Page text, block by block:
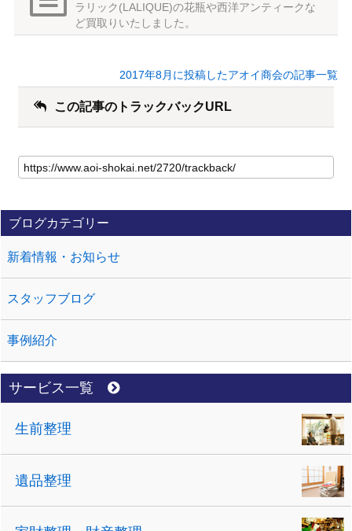
ラリック(LALIQUE)の花瓶や西洋アンティークな
ど買取りいたしました。
2017年8月に投稿したアオイ商会の記事一覧
この記事のトラックバックURL
ブログカテゴリー
新着情報・お知らせ
スタッフブログ
事例紹介
サービス一覧
生前整理
遺品整理